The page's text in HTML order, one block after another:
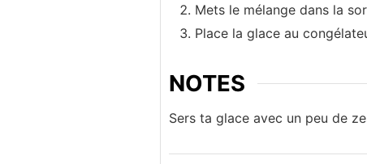
Mets le mélange dans la
Place la glace au
NOTES
Sers ta glace avec un peu de